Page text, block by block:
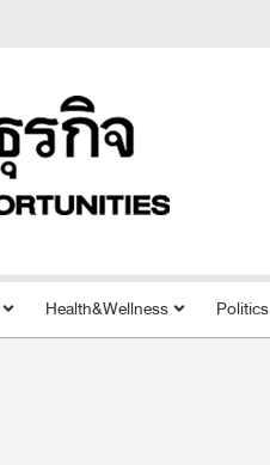
Health&Wellness Politics